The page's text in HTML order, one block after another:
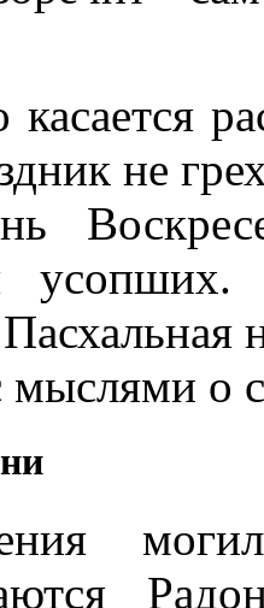
касается
не
мыслями о